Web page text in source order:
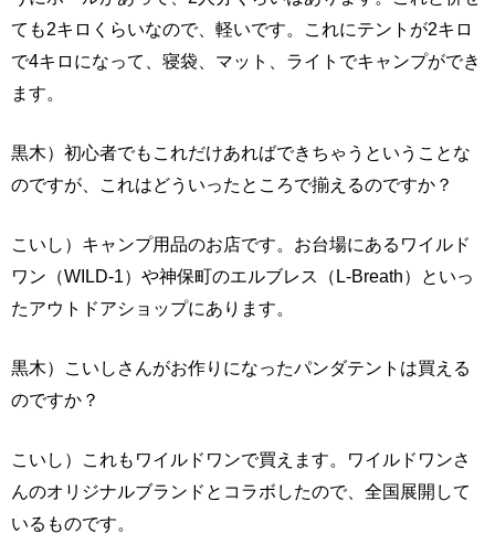
ても2キロくらいなので、軽いです。これにテントが2キロ
で4キロになって、寝袋、マット、ライトでキャンプができ
ます。
黒木）初心者でもこれだけあればできちゃうということな
のですが、これはどういったところで揃えるのですか？
こいし）キャンプ用品のお店です。お台場にあるワイルド
ワン（WILD-1）や神保町のエルブレス（L-Breath）といっ
たアウトドアショップにあります。
黒木）こいしさんがお作りになったパンダテントは買える
のですか？
こいし）これもワイルドワンで買えます。ワイルドワンさ
んのオリジナルブランドとコラボしたので、全国展開して
いるものです。